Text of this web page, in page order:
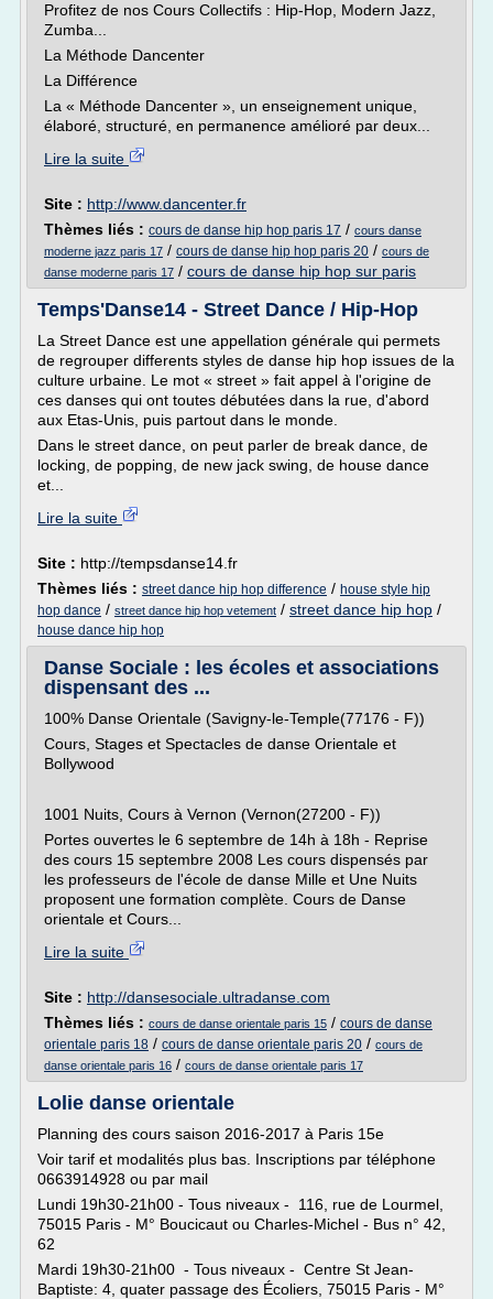
Profitez de nos Cours Collectifs : Hip-Hop, Modern Jazz,
Zumba...
La Méthode Dancenter
La Différence
La « Méthode Dancenter », un enseignement unique,
élaboré, structuré, en permanence amélioré par deux...
Lire la suite
Site : http://www.dancenter.fr
Thèmes liés : cours de danse hip hop paris 17 / cours danse
moderne jazz paris 17 / cours de danse hip hop paris 20 / cours de
danse moderne paris 17 / cours de danse hip hop sur paris
Temps'Danse14 - Street Dance / Hip-Hop
La Street Dance est une appellation générale qui permets
de regrouper differents styles de danse hip hop issues de la
culture urbaine. Le mot « street » fait appel à l'origine de
ces danses qui ont toutes débutées dans la rue, d'abord
aux Etas-Unis, puis partout dans le monde.
Dans le street dance, on peut parler de break dance, de
locking, de popping, de new jack swing, de house dance
et...
Lire la suite
Site : http://tempsdanse14.fr
Thèmes liés : street dance hip hop difference / house style hip
hop dance / street dance hip hop vetement / street dance hip hop /
house dance hip hop
Danse Sociale : les écoles et associations
dispensant des ...
100% Danse Orientale (Savigny-le-Temple(77176 - F))
Cours, Stages et Spectacles de danse Orientale et
Bollywood
1001 Nuits, Cours à Vernon (Vernon(27200 - F))
Portes ouvertes le 6 septembre de 14h à 18h - Reprise
des cours 15 septembre 2008 Les cours dispensés par
les professeurs de l'école de danse Mille et Une Nuits
proposent une formation complète. Cours de Danse
orientale et Cours...
Lire la suite
Site : http://dansesociale.ultradanse.com
Thèmes liés : cours de danse orientale paris 15 / cours de danse
orientale paris 18 / cours de danse orientale paris 20 / cours de
danse orientale paris 16 / cours de danse orientale paris 17
Lolie danse orientale
Planning des cours saison 2016-2017 à Paris 15e
Voir tarif et modalités plus bas. Inscriptions par téléphone
0663914928 ou par mail
Lundi 19h30-21h00 - Tous niveaux - 116, rue de Lourmel,
75015 Paris - M° Boucicaut ou Charles-Michel - Bus n° 42,
62
Mardi 19h30-21h00 - Tous niveaux - Centre St Jean-
Baptiste: 4, quater passage des Écoliers, 75015 Paris - M°